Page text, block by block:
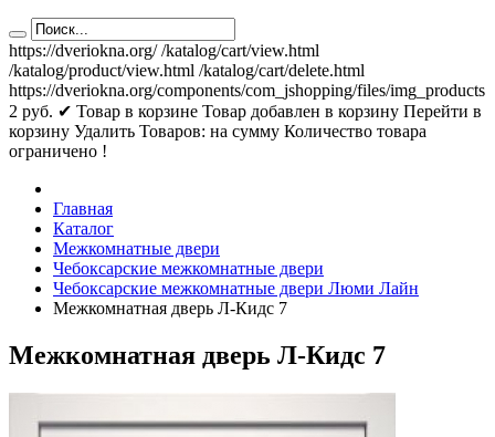
https://dveriokna.org/ /katalog/cart/view.html
/katalog/product/view.html /katalog/cart/delete.html
https://dveriokna.org/components/com_jshopping/files/img_products
2 руб. ✔ Товар в корзине Товар добавлен в корзину Перейти в
корзину Удалить Товаров: на сумму Количество товара
ограничено !
Главная
Каталог
Межкомнатные двери
Чебоксарские межкомнатные двери
Чебоксарские межкомнатные двери Люми Лайн
Межкомнатная дверь Л-Кидс 7
Межкомнатная дверь Л-Кидс 7